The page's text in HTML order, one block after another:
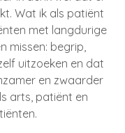
Wat ik als patiënt
met langdurige
missen: begrip,
uitzoeken en dat
en zwaarder
arts, patiënt en